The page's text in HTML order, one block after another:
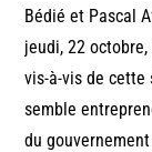
Bédié et Pascal
jeudi, 22
vis-à-vis de
semble
du